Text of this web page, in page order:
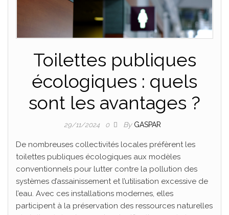
Toilettes publiques
écologiques : quels
sont les avantages ?
29/11/2024 0 By GASPAR
De nombreuses collectivités locales préfèrent les
toilettes publiques écologiques aux modèles
conventionnels pour lutter contre la pollution des
systèmes d’assainissement et l’utilisation excessive de
l’eau. Avec ces installations modernes, elles
participent à la préservation des ressources naturelles